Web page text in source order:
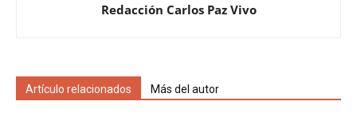
Redacción Carlos Paz Vivo
Artículo relacionados Más del autor